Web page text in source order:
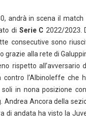
andrà in scena il match
di Serie C 2022/2023.
consecutive sono
alla rete di
rispetto all’avversario
l’Albinoleffe
in nona posizione
Ancora della
di andata ha visto la